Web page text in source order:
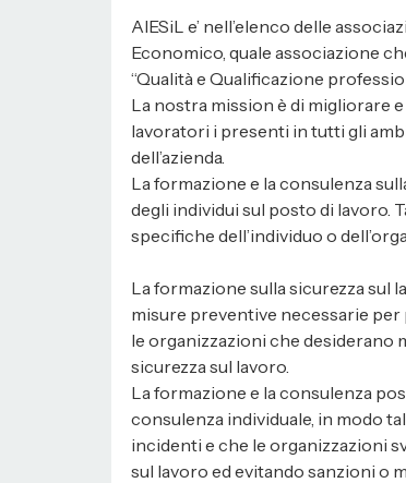
AIESiL e’ nell’elenco delle
Economico, quale associazione
“Qualità e Qualificazione
La nostra mission è di migliorare
lavoratori i presenti in tutti gli
dell’azienda.
La formazione e la consulenza
degli individui sul posto di lavoro.
specifiche dell’individuo o
La formazione sulla sicurezza sul
misure preventive necessarie
le organizzazioni che desiderano
sicurezza sul lavoro.
La formazione e la consulenza
consulenza individuale, in modo
incidenti e che le organizzazioni
sul lavoro ed evitando sanzioni o